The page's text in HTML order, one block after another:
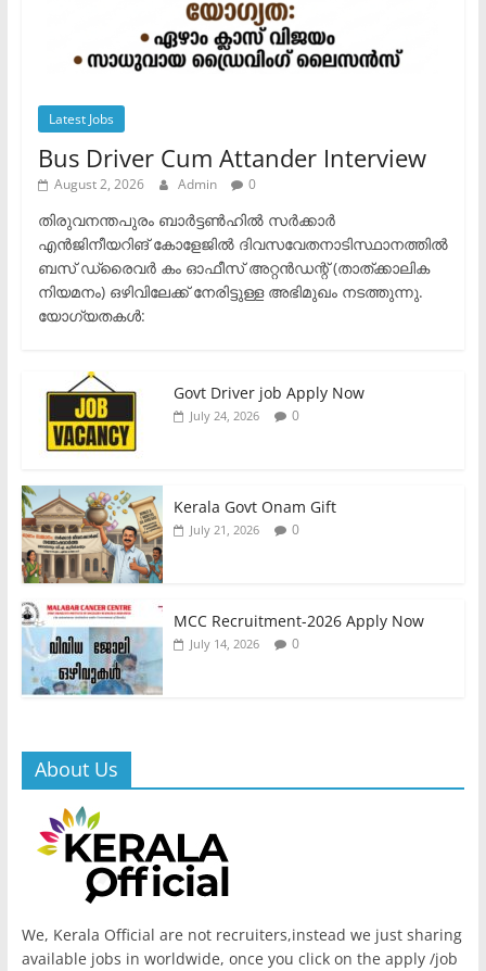
Latest Jobs
Bus Driver Cum Attander Interview
August 2, 2026 Admin 0
തിരുവനന്തപുരം ബാർട്ടൺഹിൽ സർക്കാർ
എൻജിനീയറിങ് കോളേജിൽ ദിവസവേതനാടിസ്ഥാനത്തിൽ
ബസ് ഡ്രൈവർ കം ഓഫീസ് അറ്റൻഡന്റ് (താത്ക്കാലിക
നിയമനം) ഒഴിവിലേക്ക് നേരിട്ടുള്ള അഭിമുഖം നടത്തുന്നു.​
യോഗ്യതകൾ:
Govt Driver job Apply Now
July 24, 2026 0
Kerala Govt Onam Gift
July 21, 2026 0
MCC Recruitment-2026 Apply Now
July 14, 2026 0
About Us
We, Kerala Official are not recruiters,instead we just sharing
available jobs in worldwide, once you click on the apply /job